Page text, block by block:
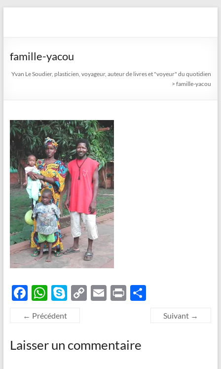
voyageur, auteur de livres
et "voyeur" du quotidien
famille-yacou
Yvan Le Soudier, plasticien, voyageur, auteur de livres et "voyeur" du quotidien
>famille-yacou
F
ac
e
b
o
W
h
at
s
A
S
y
p
e
C
y
Li
E P P
← Précédent Suivant →
Laisser un commentaire